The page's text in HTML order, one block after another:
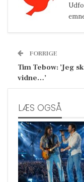
FORRIGE
Tim Tebow: ’Jeg
vidne…’
LÆS OGSÅ